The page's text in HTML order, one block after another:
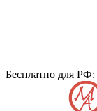
Бесплатно для РФ: